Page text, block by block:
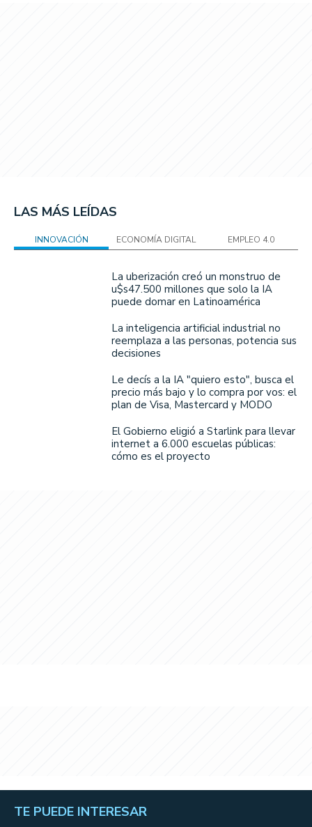
LAS MÁS LEÍDAS
INNOVACIÓN ECONOMÍA DIGITAL EMPLEO 4.0
La uberización creó un monstruo de
u$s47.500 millones que solo la IA
puede domar en Latinoamérica
La inteligencia artificial industrial no
reemplaza a las personas, potencia sus
decisiones
Le decís a la IA "quiero esto", busca el
precio más bajo y lo compra por vos: el
plan de Visa, Mastercard y MODO
El Gobierno eligió a Starlink para llevar
internet a 6.000 escuelas públicas:
cómo es el proyecto
TE PUEDE INTERESAR